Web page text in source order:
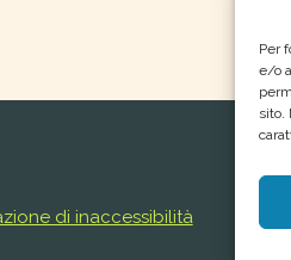
Per
e/o
sito.
di inaccessibilità